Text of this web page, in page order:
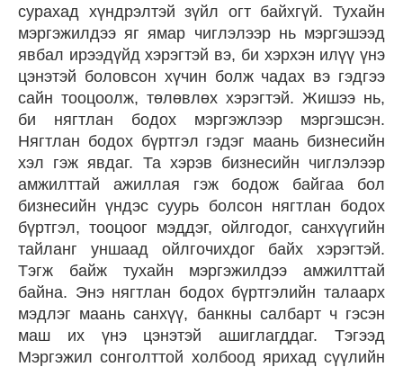
сурахад хүндрэлтэй зүйл огт байхгүй. Тухайн
мэргэжилдээ яг ямар чиглэлээр нь мэргэшээд
явбал ирээдүйд хэрэгтэй вэ, би хэрхэн илүү үнэ
цэнэтэй боловсон хүчин болж чадах вэ гэдгээ
сайн тооцоолж, төлөвлөх хэрэгтэй. Жишээ нь,
би нягтлан бодох мэргэжлээр мэргэшсэн.
Нягтлан бодох бүртгэл гэдэг маань бизнесийн
хэл гэж явдаг. Та хэрэв бизнесийн чиглэлээр
амжилттай ажиллая гэж бодож байгаа бол
бизнесийн үндэс суурь болсон нягтлан бодох
бүртгэл, тооцоог мэддэг, ойлгодог, санхүүгийн
тайланг уншаад ойлгочихдог байх хэрэгтэй.
Тэгж байж тухайн мэргэжилдээ амжилттай
байна. Энэ нягтлан бодох бүртгэлийн талаарх
мэдлэг маань санхүү, банкны салбарт ч гэсэн
маш их үнэ цэнэтэй ашиглагддаг. Тэгээд
Мэргэжил сонголттой холбоод ярихад сүүлийн